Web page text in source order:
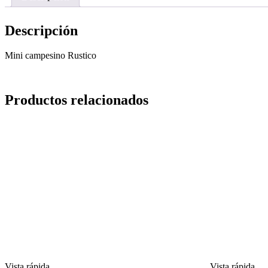
Descripción
Mini campesino Rustico
Productos relacionados